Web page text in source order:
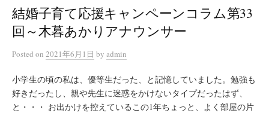
結婚子育て応援キャンペーンコラム第33
回～木暮あかりアナウンサー
Posted on 2021年6月1日 by admin
小学生の頃の私は、優等生だった、と記憶していました。勉強も
好きだったし、親や先生に迷惑をかけないタイプだったはず、
と・・・ お出かけを控えているこの1年ちょっと、よく部屋の片